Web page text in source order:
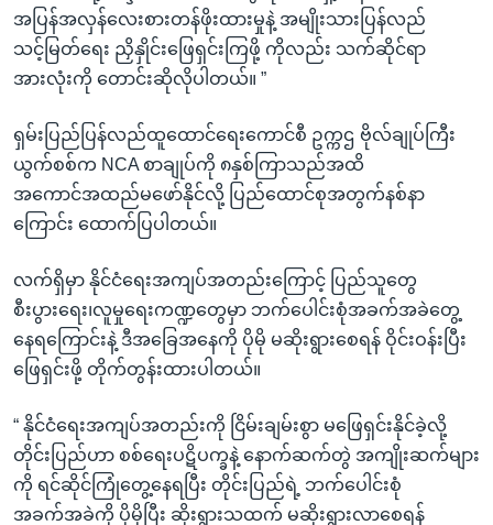
အပြန်အလှန်လေးစားတန်ဖိုးထားမှုနဲ့ အမျိုးသားပြန်လည်
သင့်မြတ်ရေး ညှိနှိုင်းဖြေရှင်းကြဖို့ ကိုလည်း သက်ဆိုင်ရာ
အားလုံးကို တောင်းဆိုလိုပါတယ်။ ”
ရှမ်းပြည်ပြန်လည်ထူထောင်ရေးကောင်စီ ဥက္ကဌ ဗိုလ်ချုပ်ကြီး
ယွက်စစ်က NCA စာချုပ်ကို ၈နှစ်ကြာသည်အထိ
အကောင်အထည်မဖော်နိုင်လို့ ပြည်ထောင်စုအတွက်နစ်နာ
ကြောင်း ထောက်ပြပါတယ်။
လက်ရှိမှာ နိုင်ငံရေးအကျပ်အတည်းကြောင့် ပြည်သူတွေ
စီးပွားရေး၊လူမှုရေးကဏ္ဍတွေမှာ ဘက်ပေါင်းစုံအခက်အခဲတွေ့
နေရကြောင်းနဲ့ ဒီအခြေအနေကို ပိုမို မဆိုးရွားစေရန် ဝိုင်းဝန်းပြီး
ဖြေရှင်းဖို့ တိုက်တွန်းထားပါတယ်။
“ နိုင်ငံရေးအကျပ်အတည်းကို ငြိမ်းချမ်းစွာ မဖြေရှင်းနိုင်ခဲ့လို့
တိုင်းပြည်ဟာ စစ်ရေးပဋိပက္ခနဲ့ နောက်ဆက်တွဲ အကျိုးဆက်များ
ကို ရင်ဆိုင်ကြုံတွေ့နေရပြီး တိုင်းပြည်ရဲ့ ဘက်ပေါင်းစုံ
အခက်အခဲကို ပိုမိုပြီး ဆိုးရွားသထက် မဆိုးရွားလာစေရန်